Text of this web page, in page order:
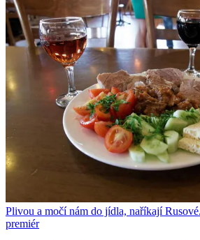
Plivou a močí nám do jídla, naříkají
premiér